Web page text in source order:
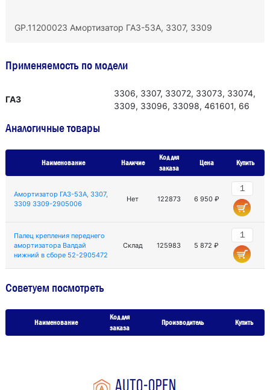
GP.11200023 Амортизатор ГАЗ-53А, 3307, 3309
Применяемость по модели
ГАЗ
3306, 3307, 33072, 33073, 33074,
3309, 33096, 33098, 461601, 66
Аналогичные товары
Наименование Наличие
Код для
заказа
Цена Купить
Амортизатор ГАЗ-53А, 3307,
3309 3309-2905006
Нет 122873 6 950 ₽
Палец крепления переднего
амортизатора Валдай
нижний в сборе 52-2905472
Склад 125983 5 872 ₽
Советуем посмотреть
Наименование
Код для
заказа
Производитель Купить